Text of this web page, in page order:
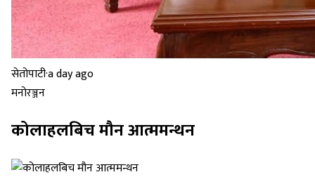
सेतोपाटी·a day ago
मनोरञ्जन
कोलाहलबिच मौन आत्ममन्थन